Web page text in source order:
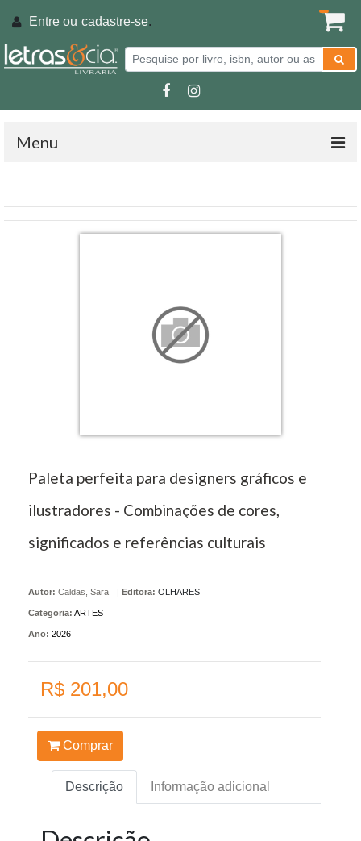
Entre ou cadastre-se.
Menu
Paleta perfeita para designers gráficos e
ilustradores - Combinações de cores,
significados e referências culturais
Autor: Caldas, Sara | Editora: OLHARES
Categoria: ARTES
Ano: 2026
R$ 201,00
Comprar
Descrição Informação adicional